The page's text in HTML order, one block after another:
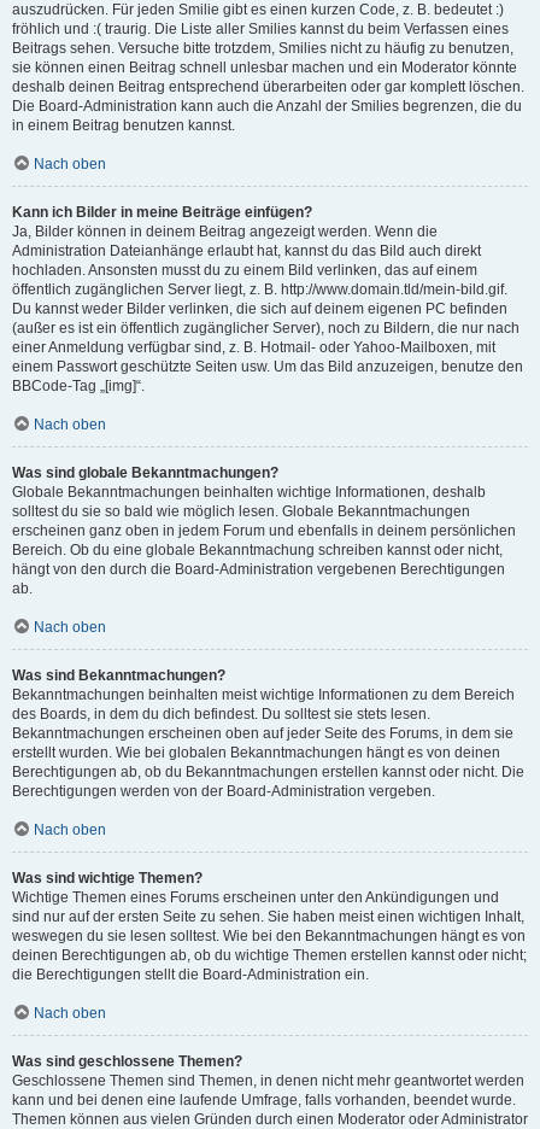
auszudrücken. Für jeden Smilie gibt es einen kurzen Code, z. B. bedeutet :)
fröhlich und :( traurig. Die Liste aller Smilies kannst du beim Verfassen eines
Beitrags sehen. Versuche bitte trotzdem, Smilies nicht zu häufig zu benutzen,
sie können einen Beitrag schnell unlesbar machen und ein Moderator könnte
deshalb deinen Beitrag entsprechend überarbeiten oder gar komplett löschen.
Die Board-Administration kann auch die Anzahl der Smilies begrenzen, die du
in einem Beitrag benutzen kannst.
Nach oben
Kann ich Bilder in meine Beiträge einfügen?
Ja, Bilder können in deinem Beitrag angezeigt werden. Wenn die
Administration Dateianhänge erlaubt hat, kannst du das Bild auch direkt
hochladen. Ansonsten musst du zu einem Bild verlinken, das auf einem
öffentlich zugänglichen Server liegt, z. B. http://www.domain.tld/mein-bild.gif.
Du kannst weder Bilder verlinken, die sich auf deinem eigenen PC befinden
(außer es ist ein öffentlich zugänglicher Server), noch zu Bildern, die nur nach
einer Anmeldung verfügbar sind, z. B. Hotmail- oder Yahoo-Mailboxen, mit
einem Passwort geschützte Seiten usw. Um das Bild anzuzeigen, benutze den
BBCode-Tag „[img]“.
Nach oben
Was sind globale Bekanntmachungen?
Globale Bekanntmachungen beinhalten wichtige Informationen, deshalb
solltest du sie so bald wie möglich lesen. Globale Bekanntmachungen
erscheinen ganz oben in jedem Forum und ebenfalls in deinem persönlichen
Bereich. Ob du eine globale Bekanntmachung schreiben kannst oder nicht,
hängt von den durch die Board-Administration vergebenen Berechtigungen
ab.
Nach oben
Was sind Bekanntmachungen?
Bekanntmachungen beinhalten meist wichtige Informationen zu dem Bereich
des Boards, in dem du dich befindest. Du solltest sie stets lesen.
Bekanntmachungen erscheinen oben auf jeder Seite des Forums, in dem sie
erstellt wurden. Wie bei globalen Bekanntmachungen hängt es von deinen
Berechtigungen ab, ob du Bekanntmachungen erstellen kannst oder nicht. Die
Berechtigungen werden von der Board-Administration vergeben.
Nach oben
Was sind wichtige Themen?
Wichtige Themen eines Forums erscheinen unter den Ankündigungen und
sind nur auf der ersten Seite zu sehen. Sie haben meist einen wichtigen Inhalt,
weswegen du sie lesen solltest. Wie bei den Bekanntmachungen hängt es von
deinen Berechtigungen ab, ob du wichtige Themen erstellen kannst oder nicht;
die Berechtigungen stellt die Board-Administration ein.
Nach oben
Was sind geschlossene Themen?
Geschlossene Themen sind Themen, in denen nicht mehr geantwortet werden
kann und bei denen eine laufende Umfrage, falls vorhanden, beendet wurde.
Themen können aus vielen Gründen durch einen Moderator oder Administrator